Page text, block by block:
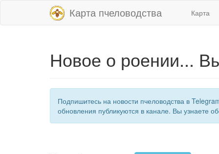
Карта пчеловодства Карта
Новое о роении...
Подпишитесь на новости пчеловодства в
обновления публикуются в канале. Вы узнаете